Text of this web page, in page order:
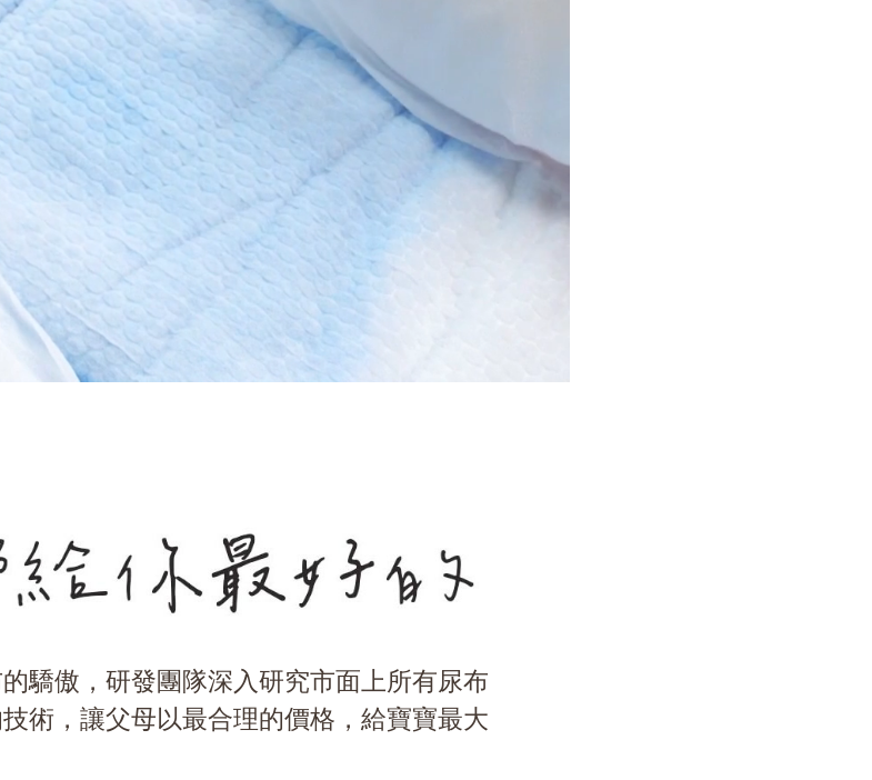
你最好的
驕傲，研發團隊深入研究市面上所有尿布
術，讓父母以最合理的價格，給寶寶最大